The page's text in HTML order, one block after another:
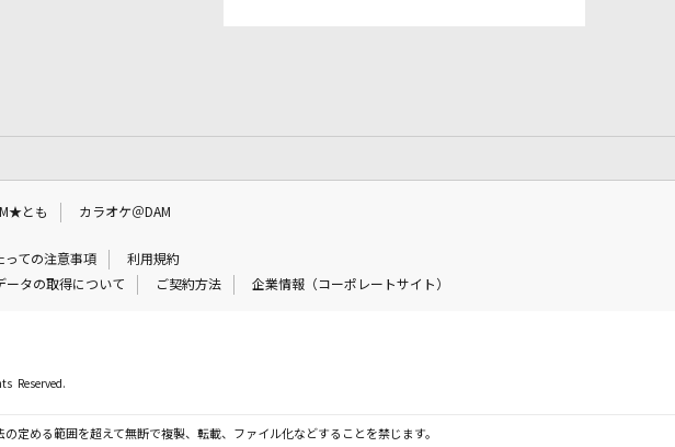
とも カラオケ＠DAM
っての注意事項
利用規約
ータの取得について ご契約方法 企業情報（コーポレートサイト）
Reserved.
定める範囲を超えて無断で複製、転載、ファイル化などすることを禁じます。